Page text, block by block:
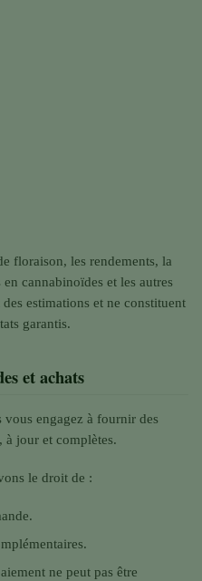
floraison, les rendements, la
cannabinoïdes et les autres
estimations et ne constituent
garantis.
et achats
vous engagez à fournir des
à jour et complètes.
le droit de :
ne peut pas être